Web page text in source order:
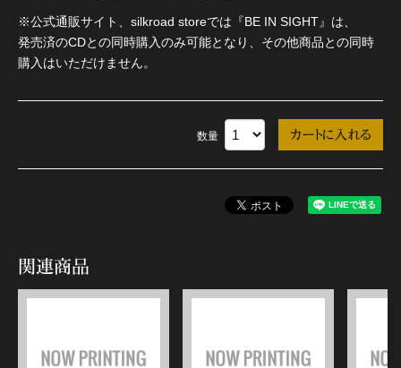
※公式通販サイト、silkroad storeでは『BE IN SIGHT』は、
発売済のCDとの同時購入のみ可能となり、その他商品との同時
購入はいただけません。
数量
関連商品